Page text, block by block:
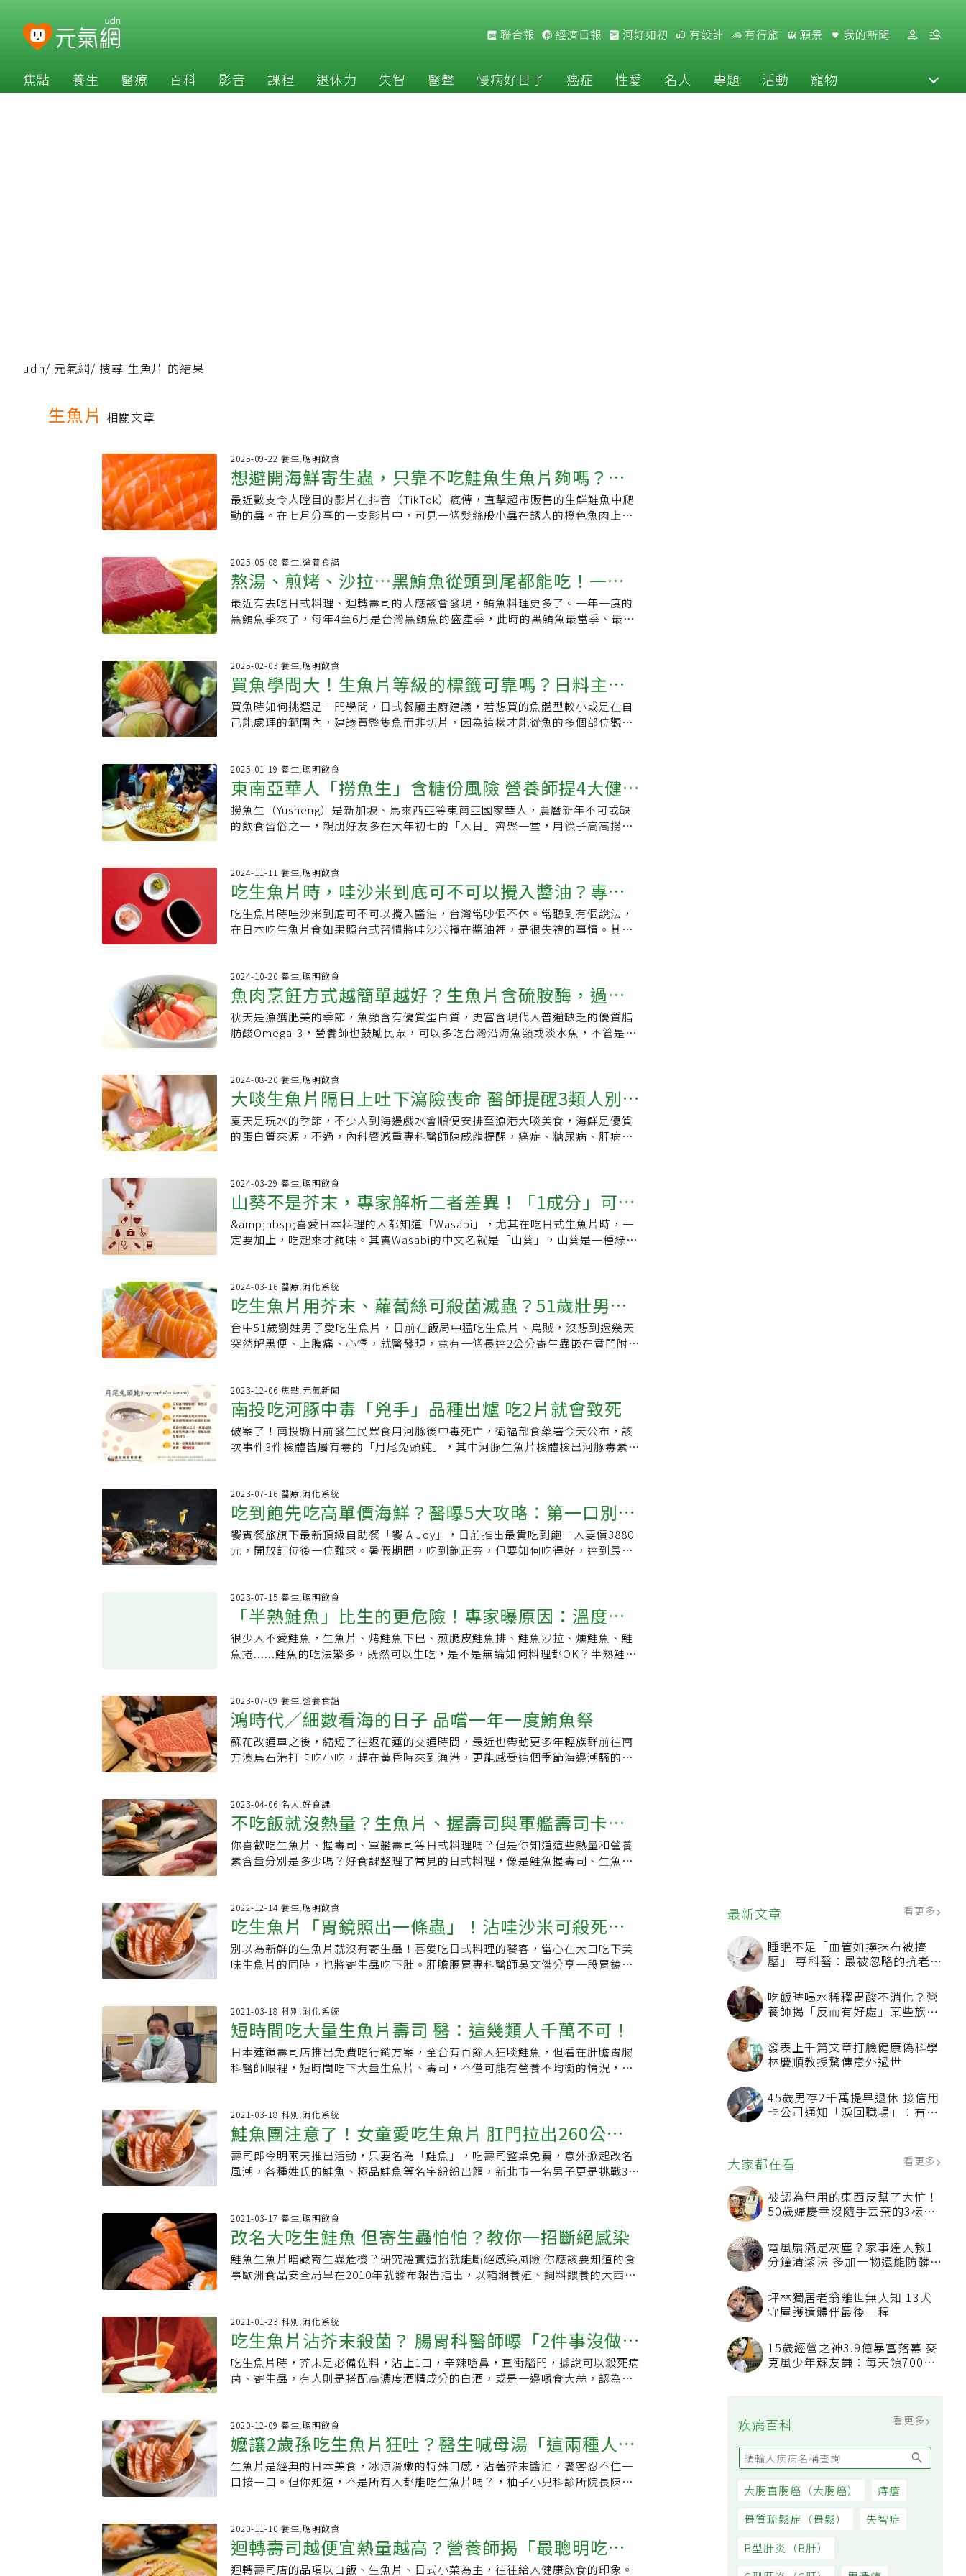
聯合報 經濟日報 河好如初 有設計 有行旅 願景 我的新聞
焦點 養生 醫療 百科 影音 課程 退休力 失智 醫聲 慢病好日子 癌症 性愛 名人 專題 活動 寵物
最新文章 看更多
睡眠不足「血管如擰抹布被擠
壓」 專科醫：最被忽略的抗老方
吃飯時喝水稀釋胃酸不消化？營
養師揭「反而有好處」某些族群
發表上千篇文章打臉健康偽科學
林慶順教授驚傳意外過世
45歲男存2千萬提早退休 接信用
卡公司通知「淚回職場」：有錢
大家都在看 看更多
被認為無用的東西反幫了大忙！
50歲婦慶幸沒隨手丟棄的3樣物
電風扇滿是灰塵？家事達人教1
分鐘清潔法 多加一物還能防髒汙
坪林獨居老翁離世無人知 13犬
守屋護遺體伴最後一程
15歲經營之神3.9億暴富落幕 麥
克風少年蘇友謙：每天領700元
疾病百科 看更多
大腸直腸癌（大腸癌）
痔瘡
骨質疏鬆症（骨鬆）
失智症
B型肝炎（B肝）
udn/ 元氣網/ 搜尋 生魚片 的結果
生魚片 相關文章
2025-09-22 養生.聰明飲食
想避開海鮮寄生蟲，只靠不吃鮭魚生魚片夠嗎？專
家這麼說
最近數支令人瞠目的影片在抖音（TikTok）瘋傳，直擊超市販售的生鮮鮭魚中爬
動的蟲。在七月分享的一支影片中，可見一條髮絲般小蟲在誘人的橙色魚肉上蠕
有些過度。賓州州立大學食品安全專家馬丁·巴克納瓦奇（Martin
Bucknavage）表示，儘管想到就讓人不舒服，但寄生蟲是許多動物無法改變的事
實，在生鮮魚肉中發現一兩條蟲其實並不罕見，未必代表該產品衛生條件差或品
質低劣。影片中可見的細小蠕動的蟲很可能是海獸胃線蟲（Anisakis），這類線
蟲寄生於太平洋等寒冷水域的海洋生物體內。巴克納瓦奇說，它雖非唯一的海生
龍蝦、蝦等甲殼類生物攝食，而這些甲殼類又成為魚類與烏賊的獵物。關鍵在
於，鮭魚並非唯一嚴重受海獸胃線蟲侵擾的魚種，鱈魚、鯡魚、鯖魚等亦然，單
純戒吃鮭魚並不能解決問題。雖然線蟲感染症在美國極為罕見，但隨著對異國風
味生鮮料理的需求增加（如壽司、生魚片、檸汁醃魚生與夏威夷涼菜lomi
腹瀉與嘔吐等，但根據疾病管制與預防中心（CDC）指出，也可能出現過敏反
應，如皮疹或劇烈搔癢。多數線蟲感染症無需治療即可自癒，因蟲體無法在人體
內長期存活，必要時可透過手術移除或使用處方藥物消滅蟲體。如何安全地食用
鮭魚及其他魚類所幸存在簡易方法可消除潛在寄生蟲風險：徹底烹煮。食品藥物
管理局（FDA）建議，無論採用何種烹調方式，只要確保魚肉內部溫度達到攝氏
保產品安全的常見方法。要正確冷凍魚類，FDA建議採取以下任一方式：．以攝
氏零下20度或更低溫度冷凍七天；．以攝氏零下35度或更低溫度冷凍至完全結
凍，再於零下35度或更低溫度儲存15小時；．以攝氏零下35度或更低溫度冷凍至
完全結凍，再於攝氏零下20度或更低溫度儲存24小時。巴克納瓦奇表示，「壽司
片。食用壽司等生魚料理是否該擔憂？經常食用生魚確實會增加感染海獸胃線蟲
或其他寄生蟲的風險，因為這些寄生蟲未經烹煮過程的高溫殺滅。雖然供應商會
採取上述冷凍處理方式，但難免存在漏洞，少數幼蟲仍可能存活。FDA提醒，高
風險族群孕婦、幼兒、長者及免疫功能低下者，應完全避免食用生鮮或未熟透的
海鮮。若不屬這些族群，倒無需完全放棄享用美味生魚的樂趣。巴克納瓦奇說，
2025-05-08 養生.營養食譜
熬湯、煎烤、沙拉…黑鮪魚從頭到尾都能吃！一圖
看頂級生魚片吃的是哪部位
最近有去吃日式料理、迴轉壽司的人應該會發現，鮪魚料理更多了。一年一度的
黑鮪魚季來了，每年4至6月是台灣黑鮪魚的盛產季，此時的黑鮪魚最當季、最鮮
位都有它的用武之地。漁業署分享一張圖，說明鮪魚各部位可以怎麼吃，除了中
間的魚肉之外，魚頭可以拿來熬湯，魚下巴可以煎、烤、清蒸，就連邊角料都可
以拿來加工製成罐頭或沙拉。黑鮪魚許多人最愛的吃法就是生魚片，肉質好的生
魚片口感軟軟嫩，非常美味。以油脂含量的多寡區分，「前腹段」是油花最密布
的部位，入口即化，相當於「頂級松阪牛」；「中腹段」油脂程度屬中脂，但肉
和脂肪酸DHA與EPA，尤其是眼球後面的脂肪含量特別多，這也是黑鮪魚最大的
營養價值。DHA跟EPA可以增進腦細胞發育，還能預防血栓、減少膽固醇，降低
心肌梗塞、腦中風等心血管疾病發生的機率。不過要提醒的是，黑鮪魚屬深海大
型魚，現今海洋汙染嚴重，深海魚體內重金屬甲基汞含量比小型魚高。臨床毒物
婦、幼兒避免食用大型深海魚之外，一般成年人建議一周的攝食量不要超過2份
（一份魚肉約等於35克）。魚類的某些營養是肉類所沒有的，最好的方式是大型
魚、小型魚交替吃，只要不過量，吃魚的好處還是遠超過風險的。而如果擔心已
經把重金屬吃下肚了怎麼辦？其實也不用太擔心，平常多喝水、多運動，多流汗
仍有助於將重金屬排出體外。【資料來源】．《農業部》臉書粉絲專頁 ．聯合報
2025-02-03 養生.聰明飲食
買魚學問大！生魚片等級的標籤可靠嗎？日料主廚
教你怎麼選
買魚時如何挑選是一門學問，日式餐廳主廚建議，若想買的魚體型較小或是在自
己能處理的範圍內，建議買整隻魚而非切片，因為這樣才能從魚的多個部位觀察
（布魯克林）的日本料理餐廳Shota Omakase的主廚林（Cheng Lin）強烈建議
購買體型較小的魚時不要買切片，要買整條魚。林說，買完整的魚才能了解其新
鮮度，可以觀察眼睛是否清澈明亮，皮膚是否有光澤，肉質是否結實，以及是否
有新鮮海味，而非魚腥臭味，若魚眼混濁、魚肉凹陷、鱗片變色，就表示那條魚
已經在檯面上放置一段時間或沒有妥善存放，買魚切片就只能用聞的來判斷新鮮
入的了解，可以協助顧客挑選魚隻。在超市或賣場的海鮮區選魚肉想回家做壽司
時，不要被有些店在魚肉上貼的「壽司等級」標籤給騙了。很多店會在海鮮的包
裝上貼「壽司等級」或「生魚片等級」，但其實沒有任何食品的監管機構設立貼
這些貼紙的官方標準或指引，那只是商人的行銷噱頭，旨在讓消費者認為自己買
生魚的新鮮程度，還要知悉烹飪生魚和其他海鮮時的安全守則。處理生魚前洗淨
和消毒雙手、廚具及流理台面，冰冰箱時要把魚肉放入密封容器中，妥善冰存避
免交叉感染。做生魚片時魚種的選擇也會有影響。海水魚比淡水魚更安全，因為
淡水魚更可能帶有如條蟲的寄生蟲，鯰魚、鱒魚、鱈魚最好煮熟再吃。
2025-01-19 養生.聰明飲食
東南亞華人「撈魚生」含糖份風險 營養師提4大健康
吃法
撈魚生（Yusheng）是新加坡、馬來西亞等東南亞國家華人，農曆新年不可或缺
的飲食習俗之一，親朋好友多在大年初七的「人日」齊聚一堂，用筷子高高撈起
生魚片、蔬菜絲、炸餛飩皮及多種調味料，不僅風味多元，也涵蓋許多營養素。
蔡宗真表示，雖然常見於撈魚生的生魚片包括鮭魚、鯛魚或其他白肉魚，含蛋白
質、Omega-3脂肪酸，及多種維生素和礦物質，有助於心血管健康和降低炎症，
但孕婦或免疫力低下者，應選擇經合格處理的熟食為佳，以免吃出病症。蔡宗真
說，撈魚生的蔬菜絲多以紅蘿蔔、白蘿蔔、黃瓜、紫甘藍、芹菜等色彩鮮豔的蔬
能增加脂肪與蛋白質，但熱量較高。另外，蔡宗真指出，常見於的甜酸醬、酸梅
膏、桔子汁等調味料，可增加撈魚生的風味，但也可能含較高的糖份與鈉，容易
成為暗藏熱量的隱形炸彈。撈魚生的4大健康吃法1.選擇高品質生魚片挑選脂肪含
量較低的生魚片品種，如鯛魚等，並確保新鮮與來源安全，以降低食物中毒風
腸道健康，增加飽足感，並幫助控制攝取熱量。3.聰明挑選、控制調味料用量選
擇低糖或自製調味料，如以新鮮檸檬汁或蘋果醋替代部分酸梅膏，減少糖份，因
為調味料是隱藏的熱量來源，控制用量有助於減少攝取不必要的糖份和鈉，也可
幫助消化。4.合理搭配其他菜餚撈魚生若作為年菜之一時，其他的菜餚應盡量避
免過於油膩或含高熱量，以確保飲食均衡，避免攝取過多脂肪和鹽份。
2024-11-11 養生.聰明飲食
吃生魚片時，哇沙米到底可不可以攪入醬油？專家
解惑
吃生魚片時哇沙米到底可不可以攪入醬油，台灣常吵個不休。常聽到有個說法，
在日本吃生魚片食如果照台式習慣將哇沙米攪在醬油裡，是很失禮的事情。其實
極。否則日本市面上也部會在賣調好的哇莎米醬油了。但是，日本人認為攪在一
起方便是方便，分開沾確實有以下好處：1. 山葵辛味的強度考量山葵的辛辣味容
易揮發，如果攪入醬油，那個辛辣清香的味道確實會比較快速地減弱。我認為台
日差異最大的是，這個前提是使用真的山葵磨出的哇沙米而言，如果是用台灣最
常見的便宜貨的哇沙米，那根本不是真的山葵磨出來的，而是用西洋辣根與香料
不只一種，講究的還有生薑、柚子、胡椒、山椒、蔥、山芹菜、紫蘇等等，可以
搭配不同的食材進行口味的轉換，如果醬油加好哇沙米之後，就難以搭配其他藥
味了。3. 美感問題日本人飲食間特別注重美感，醬油碟子內有哇沙米的殘跡，對
日本人來說是不美的事情。關於這點韋恩有深刻感受，之前與日本同事同桌吃飯
與醬油都有其道理，但是能多了解一點別人的飲食文化也是很有趣的事情。原文
出處：韋恩的食農生活責任編輯：辜子桓
2024-10-20 養生.聰明飲食
魚肉烹飪方式越簡單越好？生魚片含硫胺酶，過量
攝取恐致1營養素缺乏
秋天是漁獲肥美的季節，魚類含有優質蛋白質，更富含現代人普遍缺乏的優質脂
肪酸Omega-3，營養師也鼓勵民眾，可以多吃台灣沿海魚類或淡水魚，不管是
帶卵、小魚、鮮豔、大型魚類，建議別吃或少吃。聯合醫院忠孝院區營養師蕭文
君指出，在兼顧綠色蔬食和減碳飲食下，有四種魚類應盡量避免，包含帶卵的魚
如烏魚子，或幼苗如魩仔魚等，讓幼魚在海洋生態中有穩定成長空間；還有魚身
花紋特殊或顏色鮮豔的魚，通常為珊瑚礁魚，在生態環境扮演關鍵角色，且這類
魚刺多、肉質也較不好，民眾切勿因好奇心食用。蕭文君說，位於食物鏈頂層的
模工業捕撈，碳排、廢氣量較高，對海洋生態不友善，同樣不建議食用。要以魚
類作為主食，蕭文君表示，可以選擇台灣沿海魚類為主，例如吳郭魚、鯖魚、鱸
魚、虱目魚等，同樣具有營養價值，包含醫院中也會使用外界常見的鯛魚片作為
主餐，同樣能兼顧營養。乾煎或蒸煮最好，把魚油炸最糟糕。不少人擔心魚若未
的判斷有時很主觀，若不習慣吃魚或對味道較敏感者，可以用蔥、薑、蒜、米酒
等先醃製，除去腥味。至於魚類烹調方式，蕭文君建議，可以採乾煎或蒸煮，魚
本身的DHA跟EPA都能保留；油炸或炭烤的方式則不建議，炭烤可能表皮會焦掉
加上高溫容易產生致癌物，油炸油溫大多在100多度將近200度，不但會破壞食物
本身營養，也容易攝取過多的油脂，對心血管並不好。生魚片含硫胺酶，過量攝
題，可能有寄生蟲或細菌汙染，盡量避免路邊攤，選擇環境乾淨、新鮮有口碑、
看得到處理過程的店家。蕭文君說，魚類中有硫胺酶成分，若太常吃生魚，硫胺
酶會將人體維生素B1分解，以一般人正常食量攝取沒問題，但如果特意過量攝
取，恐出現體重下降、消化道及神經炎相關症狀等。建議不論何種食物，過與不
賣場甚至超商等都能買到魚，蕭文君表示，若一天煮不完，可以分切包裝放入冷
凍庫，要煮的時候拿到冷藏解凍，有些家庭習慣用泡水解凍或常溫解凍，她並不
建議。因室外溫度不固定，解凍過程恐導致食物變質或吸引蚊蟲，導致病菌殘
留。若是晚上要吃，早上出門前將魚從冷凍庫移至冷藏，冰箱溫度較為固定，不
易變質或滋生病菌，晚上回到家再拿出來料理，相對安全也能保留食物的營養價
煎者，除確保油溫夠高外，在翻面時也必須有耐心，可以稍微用鍋鏟試試魚是否
可移動，等到完全可以移動再翻面，千萬不要心急，否則恐讓魚「毀容」。蕭文
君也說，很多師傅會「養鍋」避免鍋子黏鍋，定期上油可達到的不沾程度甚至超
越不沾鍋，鍋子使用年限也更加持久，只要做好相關步驟，煎出一條完整的魚應
2024-08-20 養生.聰明飲食
大啖生魚片隔日上吐下瀉險喪命 醫師提醒3類人別生
吃海鮮
夏天是玩水的季節，不少人到海邊戲水會順便安排至漁港大啖美食，海鮮是優質
的蛋白質來源，不過，內科暨減重專科醫師陳威龍提醒，癌症、糖尿病、肝病患
炎患者，因食用含有海洋弧菌的生魚片，險些因敗血性休克而喪命。這位民眾吃
了生魚片後，當下沒有出現異常，但隔日卻開始上吐下瀉，原以為是吃壞肚子的
腸胃炎疾病，自行服用成藥緩解症狀，直至晚間病情加重，四肢癱軟無力才緊急
送醫。到院時，患者已經意識模糊、陷入敗血性休克，陳威龍聽聞患者曾食用生
魚片，研判是海洋弧菌惹禍。海洋弧菌又稱「創傷弧菌」，致死率高，不時有民
刺刺傷 也會致病陳威龍提醒，海洋弧菌無法在高溫烹煮下生存，所以生食方式會
將海洋弧菌一起吃下肚。一般健康情況良好的民眾，吃到被海洋弧菌汙染的生食
通常不會有嚴重併發症，大多是輕微惡心、嘔吐。但免疫功能較差的族群，例
如：癌症、糖尿病、肝病患者，就難以抵禦外來細菌的入侵，可能出現嚴重反
病，購買生鮮若不慎被魚刺刺傷，也會因感染海洋弧菌而進展為壞死性筋膜炎，
甚至出現敗血性休克，必須給予強效抗生素治療。以這名慢性肝炎患者為例，陳
威龍強調，日常要顧好肝臟，避免影響消化食物、儲存物質、代謝解毒及製造凝
血因子等功能。肝功能不好，細胞免疫功能也會降低，掌握護肝4大原則，從規律
生活做起，否則吃再多保健食品也僅是治標不治本。護肝保健4大原則1.戒菸戒
果，另攝取優質油脂Omega-3，幫助抗氧化。3.充足睡眠：給予肝臟充足的休息
時間；若睡眠不足，導致肝細胞無法進行修復，反過來影響精神狀態。4.規律運
動：避免因肥胖而導致非酒精性脂肪肝；運動可以促進血液循環，幫助廢物順利
排出體外。責任編輯：辜子桓
2024-03-29 養生.聰明飲食
山葵不是芥末，專家解析二者差異！「1成分」可預
防蛀牙、癌症、改善氣喘，2種人不宜食用
&amp;nbsp;喜愛日本料理的人都知道「Wasabi」，尤其在吃日式生魚片時，一
定要加上，吃起來才夠味。其實Wasabi的中文名就是「山葵」，山葵是一種綠色
色植物，可促進食慾、幫助消化、協助腸內維生素C的安定，並具有極強的殺菌
力。常有人將芥末誤以為是山葵的一種，然而山葵與芥末不同，芥末是由芥菜的
種子研磨成粉得來。其實，山葵與芥末同屬於十字花科的芥屬，兩種同樣都有辛
辣刺鼻的氣味，但是還是有非常大的差別。以色澤來區分，山葵是綠色的，芥末
則是黃色，在搭配食物方面，山葵與生魚片、握壽司是最佳的組合，而熱狗三明
效外，還可緩和疼痛、促進發汗。山葵含有不飽和的有機硫化物成分「丙烯芥子
油」，即丙烯異硫氰酸脂（Allyl isothiocycanate），經研究發現具有抑制腫瘤
與清除不穩定自由基的功效。另外，山葵中的異硫氟酸鹽（isorbiocyanates）成
分，具有預防蛀牙、癌症、防止血液凝塊與改善氣喘等效果。獨特嗆辣口味 日
以防止山葵獨特的氣味揮發。而日式壽司在製作過程中，壽司師傅會將山葵泥放
在新鮮生魚片與熱騰騰的壽司米飯間，生魚片隨著山葵的嗆辣味入口，並完全融
合在壽司飯裡，可說是獨特的絕妙搭配。值得提醒的是，山葵雖然具有殺菌作
用，不過與生魚片一起食用時，由於接觸時間極短且用量不多，因此，並沒有實
際的殺菌效果。其實，山葵除了根部，葉子也是可以食用的。山葵葉同樣保有山
至可以蘸上澱粉漿後炸成天婦羅來食用。這些情況不適宜食用山葵 正確保存放更
久山葵具有強力的殺菌效果，能預防食物中毒、金黃色葡萄球菌等。此外，山葵
的顏色及辛辣味不只可以增進食慾，更可促進腸胃的消化與吸收。如遇有胃脹、
胃悶等不適情形，可在料理中加入少量的山葵刺激食慾，調整胃腸狀況，但如果
畫圓弧，磨成粗顆粒的山葵泥。新鮮的山葵買回後，先以清水沖去外皮的泥沙，
待風乾後以白報紙包妥後，置於冷藏室約可放置一個月。延伸閱讀：．吃生魚片
「胃鏡照出一條蟲」！沾哇沙米可殺死寄生蟲嗎？醫師曝真相．「哇沙比」到底
是山葵、辣根還是芥末？哪種真的有殺菌功效？．幾歲開始老很快？醫曝3年紀是
斷崖式衰老關鍵，6方法延緩老化責任編輯：陳學梅
2024-03-16 醫療.消化系統
吃生魚片用芥末、蘿蔔絲可殺菌滅蟲？51歲壯男愛
吃生魚片腹痛送急診，驚見有蟲蠕動
台中51歲劉姓男子愛吃生魚片，日前在飯局中猛吃生魚片、烏賊，沒想到過幾天
突然解黑便、上腹痛、心悸，就醫發現，竟有一條長達2公分寄生蟲嵌在賁門附近
胃腸肝膽科醫師林裕鈞說明，無論是芥末、醋、薑、蒜、辣椒等食材，都無法將
蟲體殺滅，也沒有殺菌的效果。另外醫院和坊間藥局的驅蟲藥，也尚未出現經研
究證實有效的藥方，治療上仍以內視鏡檢夾除為主。51歲壯男愛吃生魚片腹痛送
急診林裕鈞說，劉男急診抽血檢驗血紅素從14降到10，出現貧血現象，住院期間
安排胃鏡檢查，除了胃潰瘍和胃幽門桿菌感染，竟意外發現一條長達2公分不明物
寄生蟲風險林裕鈞說明，一般人感染海獸胃線蟲通常沒有感覺，大多會在胃鏡檢
查中意外發現，根據統計若有症狀，會於食用後48小時內出現，因此和急性腸胃
炎不容易區分。當寄生蟲侵犯腸胃道黏膜，可能引起腹痛、噁心、嘔吐、腹脹、
腹瀉、糞便含血或黏液、輕微發燒，偶爾出現過敏反應伴隨紅疹、發癢。林裕鈞
持續數月。海獸胃線蟲不會像鉤蟲、蛔蟲、絛蟲這類人畜共通寄生蟲，會鳩佔鵲
巢甚至占地為王。「充分煮熟食物」是最好預防海獸胃線蟲方法食藥署也指出，
海獸胃線蟲症是一種自癒性疾病，病灶大多可在2至3週後自行消失，少部分會持
續數月或數年。如以內視鏡檢查發現蟲體或感染病灶，可以內視鏡將之移除，或
以手術方式切除；目前臨床上並無經證實較有效之除蟲藥物，食用前充分加熱煮
或-20° C 冷凍7 天以上，降低寄生蟲感染的風險，維護消費者健康。建議民眾儘
量避免生食或食用未煮熟之海鮮產品；調理產品時手部要清潔、食材要新鮮、用
水要衛生，並避免交叉污染。延伸閱讀：．吃到飽先吃高單價海鮮？醫曝5大攻
略：第一口別吃生冷食物．吃生魚片沾芥末殺菌？ 腸胃科醫師曝「2件事沒做
2023-12-06 焦點.元氣新聞
南投吃河豚中毒「兇手」品種出爐 吃2片就會致死
破案了！南投縣日前發生民眾食用河豚後中毒死亡，衛福部食藥署今天公布，該
次事件3件檢體皆屬有毒的「月尾兔頭魨」，其中河豚生魚片檢體檢出河豚毒素
素，不過因為基質複雜，尚難精確定量，換算下來約吃2片、10克生魚片就達致死
劑量。月尾兔頭魨毒性極強 內臟、皮膚及肌肉皆含毒素食藥署副署長林金富說，
國家實驗室接獲南投縣政府衛生局送驗3件檢體後，立即進行DNA物種鑑別與河
豚毒素（TXX）分析。DNA物種鑑別結果發現，該3件檢體皆屬「月尾兔頭魨」
（Lagocephalus lunaris）。食藥署研究檢驗組長王德原指出，經過DNA定序為
TTX33.48mg／kg與31.86mg／kg，毒素含量都非常高，「河豚內臟及皮」檢體
也確認檢出高量河豚毒素，不過因基質複雜，尚難精確定量，這次也是近年來，
收到最完整的檢體。致死劑量部分，王德原說，地方衛生局送到食藥署的檢體
中，生魚片每片約重10mg，換算下來每片生魚片約有1.34mg，依照日本的限
任技正周珮如表示，TTX屬於神經毒素，即便加熱也無法破壞，會存在於河豚的
內臟或肌肉，接觸後10到45分鐘，會出現唇麻、手麻、腳麻等症狀，嚴重可能導
致呼吸衰竭甚至死亡，如疑似TTX中毒，要盡速送醫並保留食餘檢體。國立台灣
海洋大學食品科學系副教授陳泰源說，月尾兔頭魨又稱作月腹刺魨、栗色河魨、
毒鯖河魨等，屬四齒魨科，主要分布於印度至西太平洋區，台灣四周海域均能見
河豚中毒鯖河豚的比例很低，大約小於5％，黑鯖和白鯖屬於肌肉較無毒的，「河
豚毒是食物鏈來的，不是自我產生」，熱帶、亞熱帶海域，可能是提供含河豚毒
細菌較完整的食物供應鏈。陳泰源說，北部海域較常見的是本次公布的月尾兔頭
魨，南部則以腹面呈白色的瀧紋河豚為主，提醒民眾留意，不過最好還是避免食
陳列，所以有毒的河豚也不能當作贈品送人，違者可處6萬到2億元罰鍰；如為餐
飲業者，情節重大者，可命其歇業停業廢止商業登記，造成人員傷亡的話，則可
處7年以下有期徒刑，得併科新台幣8000萬元以下罰金。近10年食用河豚中毒累
積4起 1人死亡林金富說，近10年來共有4起食用河豚後中毒的案例，分別為103
年1起、109年2起、112年1起，總計17人就醫，其中1人死亡；另據日本東京都
名親友分食，不過8人後來陸續出現嘴巴、手腳麻痺無力等症狀，洪男則被發現倒
地失去意識，警消到場確認已死亡。
2023-07-16 醫療.消化系統
吃到飽先吃高單價海鮮？醫曝5大攻略：第一口別吃
生冷食物
饗賓餐旅旗下最新頂級自助餐「饗 A Joy」，日前推出最貴吃到飽一人要價3880
元，開放訂位後一位難求。暑假期間，吃到飽正夯，但要如何吃得好，達到最大
切忌先吃生魚片、冷飲等冰冷食物：原因是民眾為了要吃到飽，往往上一餐都吃
得很少或根本不吃，此時「胃是空的」，如果先吃生冷食物，容易刺激胃腸，引
發胃痛等不適，其他的美食恐難以下嚥。特別是許多喜歡吃高價生魚片、海鮮的
人，一到餐廳就拿了許多生冷的生魚片、蝦子、螃蟹等，其實並不建議。因此，
吃到飽一開始，建議先以熟食為主，食材方面最好以肉類為主，藉此先「暖暖
材的新鮮度，拿取後要盡速食用，以防食入不新鮮的食材，引起胃腸不適。第
二、蔬菜、水果不可少：吃到飽在剛開始吃肉的同時，可能肉的油膩感會破壞口
感，這時適時搭配蔬菜、水果，不僅可以解油膩，讓口感清爽，也能達到均衡飲
食的效果。第三、麵、飯、燒賣、小籠包、銀絲卷等墊後：此類食物屬於碳水化
不宜過多，避免吃的太撐。第四、湯品淺嘗則止：吃到飽湯品常有海鮮濃湯、雞
湯、蛤蠣湯等，如果喝得太多，容易吃的太撐影響食慾，油脂可能攝取較多，建
議湯品中選擇最想吃的就好，不需要每一樣都喝，且盡量少量，淺嚐即可。第
五、冷飲、冰品不宜過多：吃到飽許多食材都是重口味，當食物過鹹時，需要甜
食加以平衡，此時，可樂、果汁、甜品容易吃太多，也容易增加飽足感，適量攝
選擇貢丸等加工食品；第二、吃到飽飲食方式不宜太過頻繁，以防常常暴飲暴食
引發胃腸不適，或增加肥胖機會；最後，雖然是到吃到飽餐廳用餐，仍建議吃八
分飽即可，有吃飽就好，不建議吃到過飽、過撐，反而不利健康。責任編輯：辜
子桓
2023-07-15 養生.聰明飲食
「半熟鮭魚」比生的更危險！專家曝原因：溫度是
關鍵，2原則挑選生魚片
很少人不愛鮭魚，生魚片、烤鮭魚下巴、煎脆皮鮭魚排、鮭魚沙拉、燻鮭魚、鮭
魚捲......鮭魚的吃法繁多，既然可以生吃，是不是無論如何料理都OK？半熟鮭魚
看為甚麼儲存得當的鮭魚，可以放心生食。一般從市場買到或在餐廳點到的鮭
魚，都經過急速冷凍，最理想的冷凍溫度是華氏負31度（-35℃）以下，或一直維
持在-20℉（-29℃）以下，寄生蟲都已殺死，病原體也無法孳生。如果要熟食，
則只要溫度超過145℉（62.8℃），就可放心食用，因為魚肉經過這個溫度的烹
調，就像超低溫冷凍一樣，可以殺死細菌和病原體。會出問題的溫度是40-140℉
當然不宜下肚。生魚片挑選2原則至於如何確定買來的鮭魚絕對安全無虞？任何海
鮮都有遭到汙染的風險，特別是打算生吃的話，請記住兩個原則：越新鮮的越可
放心，從自己信得過的商店或魚販購買。專家通常建議買養殖的鮭魚，因為野生
鮭魚帶菌的風險較高。買的時候，先確認一下是否經過急速冷凍，譬如，是否貼
別魚肉新不新鮮的方法：肉質是否堅韌？摸起來有沒有彈性？聞起來是不是有股
自然鮮味，不是太過腥的味道？如果魚肉變得軟趴趴黏答答，顏色轉灰，還是別
下肚為妙。延伸閱讀：．吃生魚片「胃鏡照出一條蟲」！沾哇沙米可殺死寄生蟲
嗎？醫曝真相．吃生魚片15歲女竟慢性腎臟病及重金屬中毒！吃生魚片安全次數
是？．每5個壽司=1碗白飯熱量！營養師授吃壽司4秘訣：選錯熱量差兩倍責任編
2023-07-09 養生.營養食譜
鴻時代／細數看海的日子 品嚐一年一度鮪魚祭
蘇花改通車之後，縮短了往返花蓮的交通時間，最近也帶動更多年輕族群前往南
方澳烏石港打卡吃小吃，趕在黃昏時來到漁港，更能感受這個季節海邊潮騷的魅
滿載，還沒上岸很快就有餐廳買家直接購得，搶鮮推出。鮪魚的營養價值高，是
一種活躍而敏捷的食肉動物，該物種擁有光滑的流線型身體，也是游動速度最快
的遠洋魚類之一。南方澳漁港也是隱形富豪的所在地，魚港口面對「南天宮」，
是地方人文薈萃的信仰中心，供奉主神天上聖母，保佑漁民出海平安。特別提醒
拜廟的禁忌，不可亂闖直衝正門，一定要從右邊廟門進龍口，有納好運的寓意，
宮旁有一家20多年的冰捲餅店家，以潤餅麵皮包台式叭哺冰淇淋，再加上香菜和
現刨麥芽花生粉，是來到港口必吃的古早味小點心。其他小攤以供應各式新鮮炸
物為主，其中以蝦餅最受歡迎，隨時備有麵糊與鮮蝦在旁待用，另還有蚵嗲、春
捲及蘿蔔糕。老店米糕滋味好，鮪魚鬆來店才吃得到。位於南天宮旁的人氣老店
美味的一餐。美味關鍵是用陳放一年、蘭陽平原種的長纖糯米，口感十足，搭配
店家近60年來堅持用鮪魚製作的魚鬆和滷汁，帶點甜味，還有解膩的小黃瓜，整
體的味道和口感豐富。早期有內行的客人一口氣買20斤魚鬆分送親友，因為店家
能炒出跟工廠流水線不一樣的手作風味，重點在每天供不應求，無需添加防腐
劑，完全沒有油耗味。近年因老闆年歲漸長不堪負荷，只供內用客人享用。有些
福，在菊川餐廳搶鮮品嚐如和牛般入口即化的黑鮪魚大腹生魚片和黑鮪滷肉飯。
重達300公斤的頂級黑鮪魚生魚片，一入口就感受到入口即化細嫩的口感。「黑鮪
魚」俗稱「黑甕串」，產量僅佔所有鮪魚漁獲量之2%，為鮪魚中體型最大的種
類，黑鮪魚肚的肉質是生魚片中的極品，媲美冰淇淋，入口即化。粉嫩的顏色、
著「沒有客人，只有家人和朋友」的待客之道。很多朋友來朝聖「頂級黑鮪大
腹」，只見負責人阿良師滿場飛的桌邊服務，從台幣600到3000的人均預算都可
以客製化。魚油、膠原蛋白……黑鮪魚全身都是寶。獨特的黑鮪滷肉飯，是用鮪
魚刮下來的肉熬煮，比起一般滷肉飯，較不油膩且營養價值高，對年長者及成長
發育的孩童是最棒的食養。黑鮪魚全身都是寶，連大眼骨輪廓鮪魚眼球旁的水晶
極嫩。泡椒黑鮪魚魚尾，有別於一般餐廳做三杯，紅燒風味，特殊的鮮香微酸
辣，還看得到厚厚的膠質魚皮。南台灣人愛物惜福，把未成熟的西瓜經發酵製成
西瓜綿，我曾在東港吃過用西瓜綿煮的魚骨湯，讓天然的醋酸把魚骨中的鈣轉化
為維生素，對人體有幫助，至於鮪魚煮味噌湯對台灣的朋友來說，就太陽春白雪
2023-04-06 名人.好食課
不吃飯就沒熱量？生魚片、握壽司與軍艦壽司卡路
里及營養素一次看
你喜歡吃生魚片、握壽司、軍艦壽司等日式料理嗎？但是你知道這些熱量和營養
素含量分別是多少嗎？好食課整理了常見的日式料理，像是鮭魚握壽司、生魚片
算）鮭魚生魚片熱量44大卡、碳水化合物0.0克、蛋白質3.9克、油脂3.1克鯛魚生
魚片熱量22大卡、碳水化合物0.5克、蛋白質3.6克、油脂0.7克旗魚生魚片熱量22
大卡、碳水化合物0.16克、蛋白質5.2克、油脂0.0克鮪魚生魚片熱量20大卡、碳
水化合物0.0克、蛋白質4.7克、油脂0.02克花枝生魚片熱量12大卡、碳水化合物
0.16克、蛋白質2.8克、油脂0.06克整理二⟫握壽司的熱量與營養素好食課收集的
克鮭魚握壽司熱量60大卡、碳水化合物8克、蛋白質2.5克、油脂2.0克蒲燒鯛魚握
壽司熱量59大卡、碳水化合物8克、蛋白質2.5克、油脂1.9克旗魚握壽司熱量43大
卡、碳水化合物8克、蛋白質2.6克、油脂0.1克鮪魚握壽司熱量43大卡、碳水化合
物8克、蛋白質2.3克、油脂0.2克鮮蝦握壽司熱量40大卡、碳水化合物8克、蛋白
貫」來計算！玉米沙拉軍艦壽司熱量75大卡、碳水化合物8.6克、蛋白質1.2克、
油脂4.0克鮪魚沙拉軍艦壽司熱量65大卡、碳水化合物8.2克、蛋白質1.4克、油脂
3.0克龍蝦沙拉軍艦壽司熱量61大卡、碳水化合物7.9克、蛋白質2.0克、油脂2.4
克鮭魚卵軍艦壽司熱量47大卡、碳水化合物7.4克、蛋白質2.6克、油脂0.8克山葵
章魚軍艦壽司熱量39大卡、碳水化合物7.9克、蛋白質1.5克、油脂0.1克蝦味魚卵
輯：辜子桓
2022-12-14 養生.聰明飲食
吃生魚片「胃鏡照出一條蟲」！沾哇沙米可殺死寄
生蟲嗎？醫師告訴你真相
別以為新鮮的生魚片就沒有寄生蟲！喜愛吃日式料理的饕客，當心在大口吃下美
味生魚片的同時，也將寄生蟲吃下肚。肝膽腸胃專科醫師吳文傑分享一段胃鏡畫
半生食海鮮都拉肚子，昨天也一樣吃完就拉。沒想到今天替一名患者照胃鏡，看
到一隻又白又胖活跳跳的的寄生蟲，「頭埋在胃裡，等著鑽進去血管裡」。這驚
悚的景象，讓吳醫師坦言自己本就不太會吃生食，如今這樣一看更是這輩子對生
魚片都有陰影。經詢問，這位病患喜歡吃生魚片，上週才剛光顧一家高級餐廳，
本來是因「胃食道逆流」來求診，不料竟照胃鏡抓出寄生蟲。該寄生蟲經患者吃
做後續治療。他也好奇的請大家來猜一猜，患者肚子裡這隻可以抵擋胃酸那麼多
天的寄生蟲，到底是海獸胃線蟲？還是日本血吸蟲？吳醫師提醒，吃生食都有一
定程度的風險存在，不管是肉類或是海鮮，都有可能將常見的獸胃線蟲、日本血
吸蟲吃下肚。不過也不是熟食就最安全，熟食雖能有效殺菌，但放久一樣會孳生
而已，能不能殺菌並沒有根據。吃生魚片會易受海獸胃線蟲感染？美國華盛頓大
學水產與漁業科學學院研究人員發現，從1978年到2015年間，海洋中的寄生蟲
「海獸胃線蟲」的數量竟暴增了283倍！推估可能是因為海洋哺乳動物數量的增
加、氣候的變化所導致。我國行政院農委會水產試驗所表示，海獸胃線蟲等寄生
蟲，經-20℃冷凍或80℃以上高溫烹煮後通常可以殺死，但若生食或烹煮不完全，
為慢性疾病或一般胃炎。也有部分人吃到煮熟的線蟲後產生過敏反應，以上統稱
為海獸胃線蟲症。農委會提醒，大多數海水魚寄生蟲並不會感染人類，寄生蟲也
不會人類的胃壁上爬來爬去，若不慎吃下有寄生蟲的魚，只是會腹瀉嘔吐、拉肚
子等腸胃道症狀，建議民眾生食，仍需多留意水產品的生食品質與保存條件。而
數量過多則魚隻予以淘汰，因此消費者不容易在此類魚貨發現寄生蟲蟲體。因此
建議民眾，對於未確認其為檢驗安全無虞的漁產品，應烹煮至全熟再食用，有助
殺滅寄生蟲，並可減少因生食引致的細菌類食品安全事件。參考資料‧吃生魚片
胃壁會吸附海獸胃線蟲？‧即將爭霸海洋？近40年「海獸胃線蟲」已暴增283倍
2021-03-18 科別.消化系統
短時間吃大量生魚片壽司 醫：這幾類人千萬不可！
日本連鎖壽司店推出免費吃行銷方案，全台有百餘人狂啖鮭魚，但看在肝膽胃腸
科醫師眼裡，短時間吃下大量生魚片、壽司，不僅可能有營養不均衡的情況，還
但若生魚片處理不良，恐有寄生蟲、細菌沾染的可能性，因此當大量吃下生魚片
後，有可能產生急性腸胃炎。另外，他也建議肝硬化、免疫功能不全、糖尿病患
者，千萬不要吃生魚片。因為，這些族群因為免疫力都較低，若貿然吃下未經煮
熟，又遭細菌感染的海鮮類，很容易讓病菌流竄全身，輕則腸胃炎、上吐下瀉，
重則細菌感染體內器官，引起各種急重症，甚至有喪命風險。他說，短時間內吃
2021-03-18 科別.消化系統
鮭魚團注意了！女童愛吃生魚片 肛門拉出260公分
絛蟲
壽司郎今明兩天推出活動，只要名為「鮭魚」，吃壽司整桌免費，意外掀起改名
風潮，各種姓氏的鮭魚、極品鮭魚等名字紛紛出籠，新北市一名男子更是挑戰36
險，這類寄生蟲最長可達10公尺，並吸取人體內維生素B12，導致宿主嚴重貧
血。為了吃免費鮭魚、壽司，改名鮭魚竟成了期間限定運動。台北醫學大學分子
寄生蟲暨熱帶疾病學教授、國際熱帶醫學研究中心主任范家堃說，「只要是吃生
食，就有可能感染寄生蟲。」，台灣近年有不少起因為嗜吃生魚片，體內發現絛
蟲的案例，他印象最深刻的就是2007年有位30多歲的工程師排便時自行拉出絛
頭絛蟲。三軍總醫院也於2017年時發現，一位8歲女童平常愛吃生魚片，家長也
未阻止，某天發現肛門搔癢，檢查發現蟲在蠕動，醫師協助拉出2.6公尺長的廣頭
裂頭絛蟲。范家堃表示，日本海裂頭絛蟲以及廣頭裂頭絛蟲是相當相似的寄生
蟲，日本海裂頭絛蟲多存在於日本周邊海域的鮭魚體內，廣頭裂頭絛蟲多存在於
蟲都會寄生在人體的小腸、十二指腸中，可長三到五公尺，最長可達10公尺，只
要一個月就能長成成蟲，絛蟲是吸取人體內的維生素B12維生，當缺乏B12時就可
能引發貧血，患者可能會因為貧血才意外被發現，不過通常會是絛蟲的節片掉
落，排便時意外發現，少部分人因為嚴重腹痛才被發覺。范家堃表示，治療寄生
蟲都是投以寄生蟲藥，約2個星期會見效，不過，絛蟲的頭節若沒有在體內打開，
很多人會以為寄生蟲冷凍後就會死掉，這是錯誤的想法，要杜絕絛蟲必須要將其
煮熟才能完全避免，也呼籲國人減少食用生食。
2021-03-17 養生.聰明飲食
改名大吃生鮭魚 但寄生蟲怕怕？教你一招斷絕感染
鮭魚生魚片暗藏寄生蟲危機？研究證實這招就能斷絕感染風險 你應該要知道的食
事歐洲食品安全局早在2010年就發布報告指出，以箱網養殖、飼料餵養的大西洋
殖鮭魚，即使在48小時內就生鮮送達台灣，也沒有寄生蟲疑慮。生吃鮭魚小心感
染寄生蟲？還相信這個網路流傳說法的你，可能得要更新一下最新進度了！目前
台灣有高達7成的鮭魚來自挪威，根據挪威海產推廣協會（Norwegian Seafood
Council）數據顯示，2019年挪威出口到台灣的鮭魚（包含生鮮、冷藏、冷凍、
煙燻）共有11,021公噸，價值達7億7千萬挪威克朗（約新台幣23億元），也因為
鮮鮭魚到底安不安全呢？吃鮭魚生魚片會讓胃壁爬滿海獸胃線蟲？機率極低！
「海獸胃線蟲（Anisakis）」是鮭魚謠言中最常被提及的寄生蟲，但無論是食品
藥物管理署「闢謠專區」或者是台灣事實查核中心的闢謠報告都指出，遠洋漁業
捕撈漁獲後，經由快速冷凍程序即可殺死蟲體，消費者要吃到線蟲的機會並不
Fishery Products Hazards and Controls Guidance）》指出，殺死寄生蟲之冷
凍溫度和時間如下，一般遠洋漁業的快速冷凍設備皆可達成：（1）冷凍和貯存
在-20℃（或以下）為期7天；（2）在-35℃（或以下）冷凍至硬化並貯存於-35℃
2021-01-23 科別.消化系統
吃生魚片沾芥末殺菌？ 腸胃科醫師曝「2件事沒做
到」寄生蟲下肚
吃生魚片時，芥末是必備佐料，沾上1口，辛辣嗆鼻，直衝腦門，據說可以殺死病
菌、寄生蟲，有人則是搭配高濃度酒精成分的白酒，或是一邊嚼食大蒜，認為也
環境良好，幾乎很少收治寄生蟲腸胃個案，只有少數人可能生食海鮮等水產品，
或是烹煮不完全，以致幼蟲進入人類胃腸組織，造成腹痛、嘔吐、下痢等。根據
食品藥物管理署資料指出，生食海鮮等水產品時，較可能將「海獸胃線蟲」
（Anisakis）等寄生蟲吃下肚，不過，這類寄生蟲如果經過-20℃冷凍，或以80℃
以上高溫烹煮就無法存活，只要不生食，就能大幅降低腹瀉風險。 冷藏溫度、料
新鮮，但如果運送及保存、處理等過程中，遭受汙染，吃下肚可能引起腸胃炎。
楊瑞能指出，台灣臨海，所以大多數魚貝海鮮都沒有問題，造成腸胃炎群聚感染
的元兇，反而可能是儲存置放空間，例如，冷藏溫度不夠低，或是料理刀具沾有
2020-12-09 養生.聰明飲食
嬤讓2歲孫吃生魚片狂吐？醫生喊母湯「這兩種人別
碰生食」
生魚片是經典的日本美食，冰涼滑嫩的特殊口感，沾著芥末醬油，饕客忍不住一
口接一口。但你知道，不是所有人都能吃生魚片嗎？，柚子小兒科診所院長陳木
日前有一家爸媽、阿嬤帶著將滿兩歲的小孩來看病，小孩在診間狂吐，陳木榮詢
問：「昨天或今天有吃什麼比較奇特的食物嗎？」，只見媽媽雙手抱胸翻白眼怒
問：「這個年紀可以吃生魚片嗎？」。醫生一問之下，才知道一家人中午去知名
2020-11-10 養生.聰明飲食
迴轉壽司越便宜熱量越高？營養師揭「最聰明吃
迴轉壽司店的品項以白飯、生魚片、日式小菜為主，往往給人健康飲食的印象。